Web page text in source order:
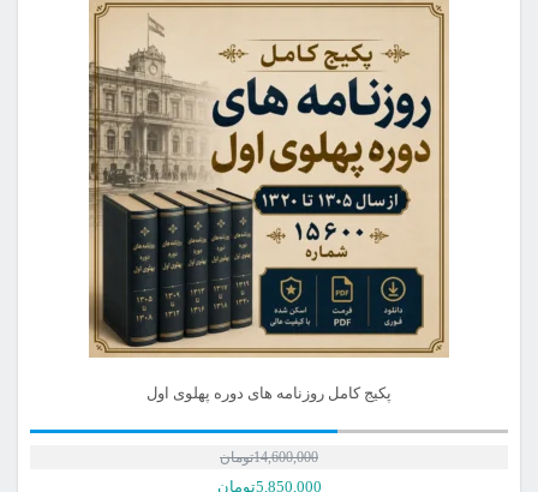
پکیج کامل روزنامه های دوره پهلوی اول
14,600,000تومان
5,850,000تومان